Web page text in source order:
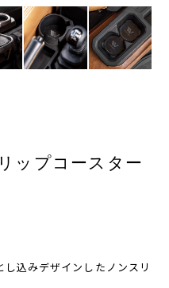
ップコースター
込みデザインしたノンスリ